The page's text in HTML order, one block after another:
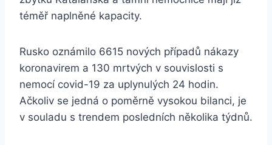
téměř naplněné kapacity.
Rusko oznámilo 6615 nových případů nákazy
koronavirem a 130 mrtvých v souvislosti s
nemocí covid-19 za uplynulých 24 hodin.
Ačkoliv se jedná o poměrně vysokou bilanci, je
v souladu s trendem posledních několika týdnů.